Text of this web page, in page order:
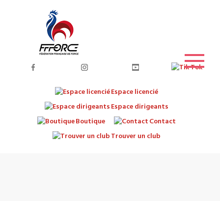
Espace licencié
Espace dirigeants
Boutique
Contact
Trouver un club